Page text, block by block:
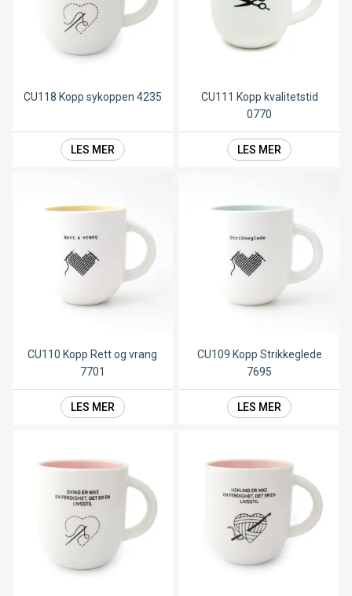
CU118 Kopp sykoppen 4235
LES MER
CU111 Kopp kvalitetstid
0770
LES MER
CU110 Kopp Rett og vrang
7701
LES MER
CU109 Kopp Strikkeglede
7695
LES MER